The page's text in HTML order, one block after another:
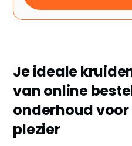
Je ideale
van online
onderhoud
plezier